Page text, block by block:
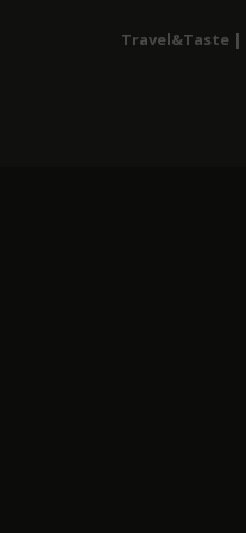
Travel&Taste |